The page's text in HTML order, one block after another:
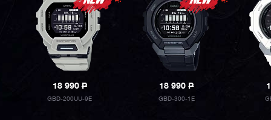
18 990P
GBD-200UU-9E
18 990P
GBD-300-1E